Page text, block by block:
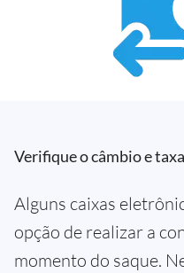
Verifique o câmbio e
Alguns caixas
opção de realizar a
momento do saque.